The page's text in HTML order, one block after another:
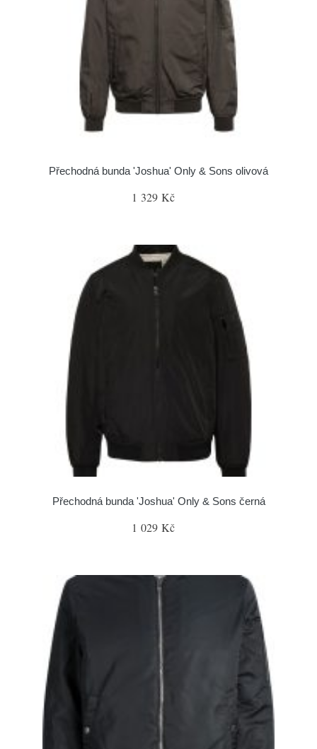
Přechodná bunda 'Joshua' Only & Sons olivová
1 329 Kč
Přechodná bunda 'Joshua' Only & Sons černá
1 029 Kč